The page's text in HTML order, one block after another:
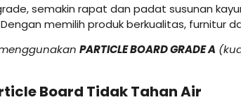
semakin rapat dan padat susunan
memilih produk berkualitas, furnitur
PARTICLE BOARD GRADE A
Board Tidak Tahan Air